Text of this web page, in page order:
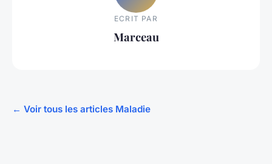
ECRIT PAR
Marceau
← Voir tous les articles Maladie